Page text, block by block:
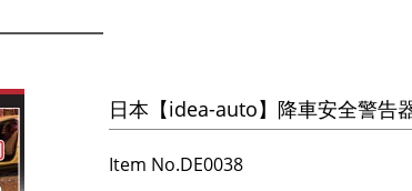
日本【idea-auto】降車安全警告
Item No.DE0038